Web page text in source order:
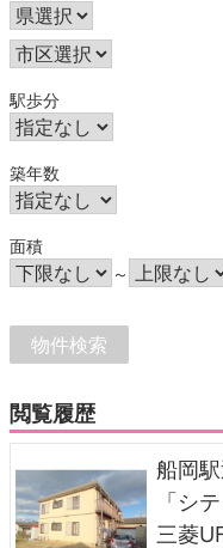
駅歩分
築年数
面積
～
閲覧履歴
船岡
「シ
三菱